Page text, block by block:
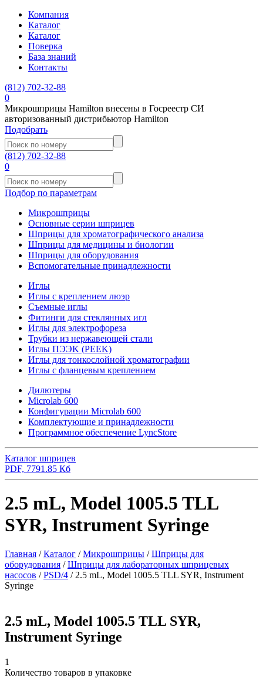
Компания
Каталог
Каталог
Поверка
База знаний
Контакты
(812) 702-32-88
0
Микрошприцы Hamilton внесены в Госреестр СИ
авторизованный дистрибьютор Hamilton
Подобрать
(812) 702-32-88
0
Подбор по параметрам
Микрошприцы
Основные серии шприцев
Шприцы для хроматографического анализа
Шприцы для медицины и биологии
Шприцы для оборудования
Вспомогательные принадлежности
Иглы
Иглы с креплением люэр
Съемные иглы
Фитинги для стеклянных игл
Иглы для электрофореза
Трубки из нержавеющей стали
Иглы ПЭЭK (PEEK)
Иглы для тонкослойной хроматографии
Иглы с фланцевым креплением
Дилютеры
Microlab 600
Конфигурации Microlab 600
Комплектующие и принадлежности
Программное обеспечение LyncStore
Каталог шприцев
PDF, 7791.85 Кб
2.5 mL, Model 1005.5 TLL
SYR, Instrument Syringe
Главная /Каталог /Микрошприцы /Шприцы для
оборудования /Шприцы для лабораторных шприцевых
насосов /PSD/4 / 2.5 mL, Model 1005.5 TLL SYR, Instrument
Syringe
2.5 mL, Model 1005.5 TLL SYR,
Instrument Syringe
1
Количество товаров в упаковке